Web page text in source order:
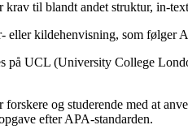
til blandt andet struktur, in-
eller kildehenvisning, som følger
på UCL (University College
og studerende med at
efter APA-standarden.